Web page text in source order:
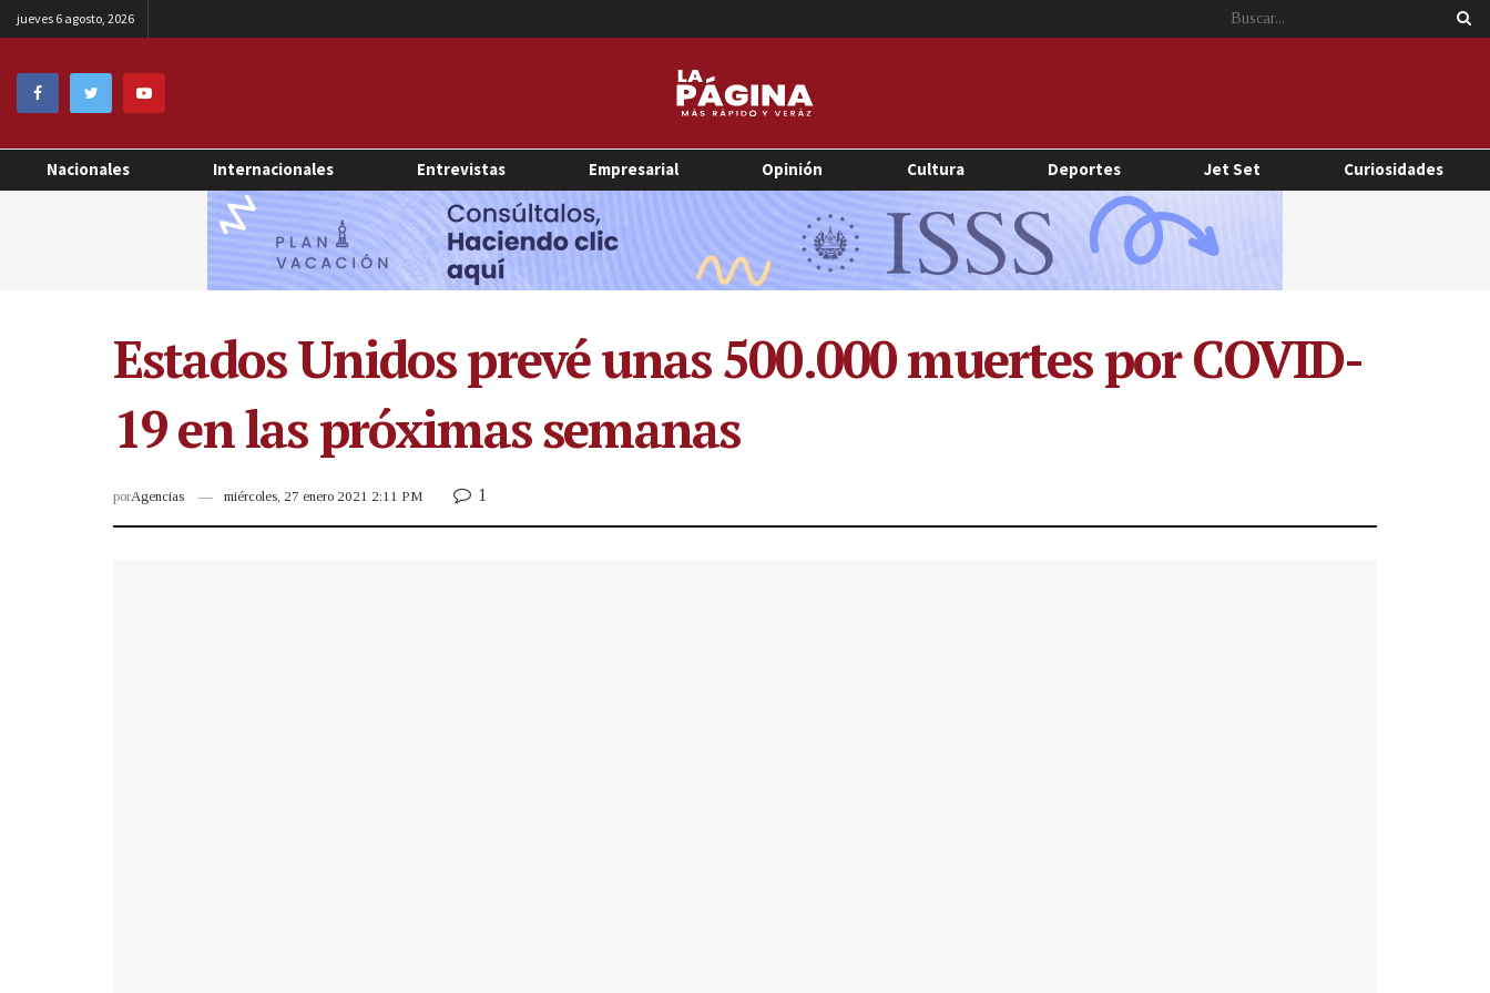
jueves 6 agosto, 2026
Nacionales Internacionales Entrevistas Empresarial Opinión Cultura Deportes Jet Set Curiosidades
Estados Unidos prevé unas 500.000 muertes por COVID-
19 en las próximas semanas
porAgencias miércoles, 27 enero 2021 2:11 PM 1